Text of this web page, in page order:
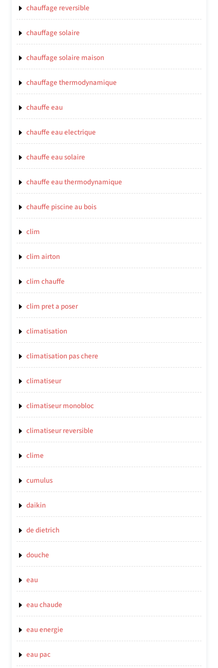
chauffage reversible
chauffage solaire
chauffage solaire maison
chauffage thermodynamique
chauffe eau
chauffe eau electrique
chauffe eau solaire
chauffe eau thermodynamique
chauffe piscine au bois
clim
clim airton
clim chauffe
clim pret a poser
climatisation
climatisation pas chere
climatiseur
climatiseur monobloc
climatiseur reversible
clime
cumulus
daikin
de dietrich
douche
eau
eau chaude
eau energie
eau pac